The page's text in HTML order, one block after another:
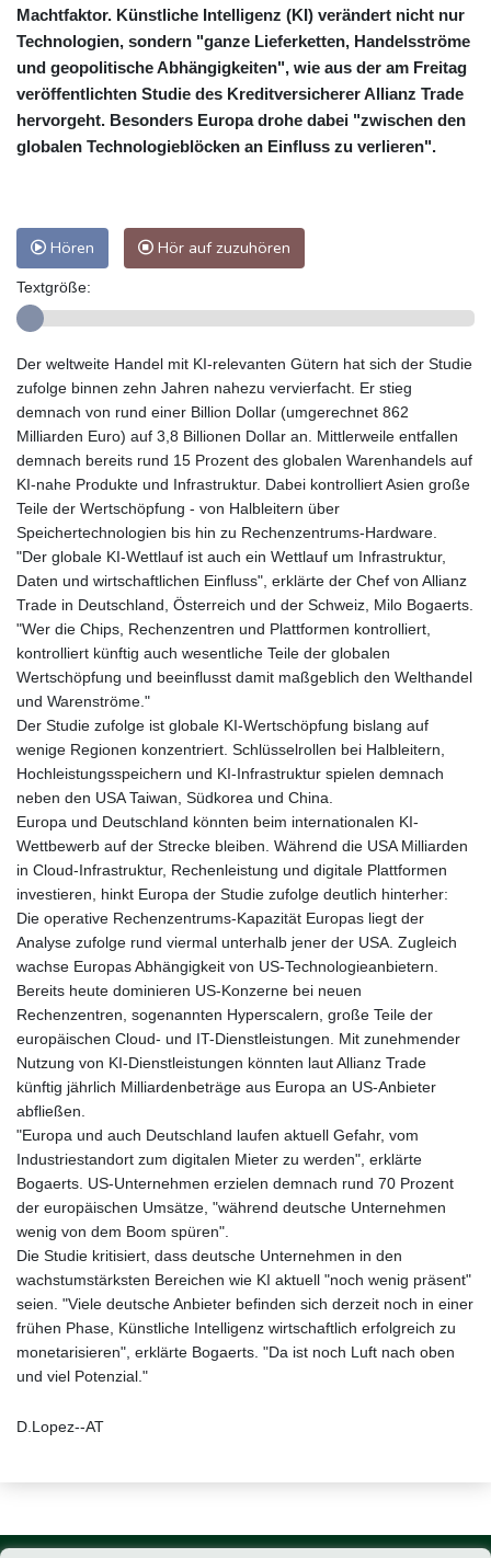
Machtfaktor. Künstliche Intelligenz (KI) verändert nicht nur
Technologien, sondern "ganze Lieferketten, Handelsströme
und geopolitische Abhängigkeiten", wie aus der am Freitag
veröffentlichten Studie des Kreditversicherer Allianz Trade
hervorgeht. Besonders Europa drohe dabei "zwischen den
globalen Technologieblöcken an Einfluss zu verlieren".
Hören Hör auf zuzuhören
Textgröße:
Der weltweite Handel mit KI-relevanten Gütern hat sich der Studie
zufolge binnen zehn Jahren nahezu vervierfacht. Er stieg
demnach von rund einer Billion Dollar (umgerechnet 862
Milliarden Euro) auf 3,8 Billionen Dollar an. Mittlerweile entfallen
demnach bereits rund 15 Prozent des globalen Warenhandels auf
KI-nahe Produkte und Infrastruktur. Dabei kontrolliert Asien große
Teile der Wertschöpfung - von Halbleitern über
Speichertechnologien bis hin zu Rechenzentrums-Hardware.
"Der globale KI-Wettlauf ist auch ein Wettlauf um Infrastruktur,
Daten und wirtschaftlichen Einfluss", erklärte der Chef von Allianz
Trade in Deutschland, Österreich und der Schweiz, Milo Bogaerts.
"Wer die Chips, Rechenzentren und Plattformen kontrolliert,
kontrolliert künftig auch wesentliche Teile der globalen
Wertschöpfung und beeinflusst damit maßgeblich den Welthandel
und Warenströme."
Der Studie zufolge ist globale KI-Wertschöpfung bislang auf
wenige Regionen konzentriert. Schlüsselrollen bei Halbleitern,
Hochleistungsspeichern und KI-Infrastruktur spielen demnach
neben den USA Taiwan, Südkorea und China.
Europa und Deutschland könnten beim internationalen KI-
Wettbewerb auf der Strecke bleiben. Während die USA Milliarden
in Cloud-Infrastruktur, Rechenleistung und digitale Plattformen
investieren, hinkt Europa der Studie zufolge deutlich hinterher:
Die operative Rechenzentrums-Kapazität Europas liegt der
Analyse zufolge rund viermal unterhalb jener der USA. Zugleich
wachse Europas Abhängigkeit von US-Technologieanbietern.
Bereits heute dominieren US-Konzerne bei neuen
Rechenzentren, sogenannten Hyperscalern, große Teile der
europäischen Cloud- und IT-Dienstleistungen. Mit zunehmender
Nutzung von KI-Dienstleistungen könnten laut Allianz Trade
künftig jährlich Milliardenbeträge aus Europa an US-Anbieter
abfließen.
"Europa und auch Deutschland laufen aktuell Gefahr, vom
Industriestandort zum digitalen Mieter zu werden", erklärte
Bogaerts. US-Unternehmen erzielen demnach rund 70 Prozent
der europäischen Umsätze, "während deutsche Unternehmen
wenig von dem Boom spüren".
Die Studie kritisiert, dass deutsche Unternehmen in den
wachstumstärksten Bereichen wie KI aktuell "noch wenig präsent"
seien. "Viele deutsche Anbieter befinden sich derzeit noch in einer
frühen Phase, Künstliche Intelligenz wirtschaftlich erfolgreich zu
monetarisieren", erklärte Bogaerts. "Da ist noch Luft nach oben
und viel Potenzial."
D.Lopez--AT